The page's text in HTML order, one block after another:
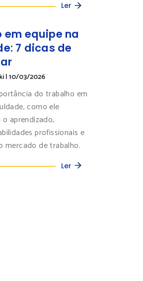
Ler
em equipe na
7 dicas de
|10/03/2026
do trabalho em
como ele
aprendizado,
profissionais e
mercado de trabalho.
Ler